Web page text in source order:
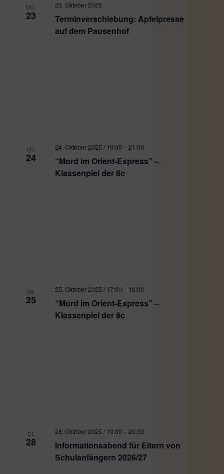
DO.
23
Terminverschiebung: Apfelpresse
auf dem Pausenhof
23. Oktober 2025
FR.
24
“Mord im Orient-Express” –
Klassenpiel der 8c
24. Oktober 2025 / 19:00 – 21:00
SA.
25
“Mord im Orient-Express” –
Klassenpiel der 8c
25. Oktober 2025 / 17:00 – 19:00
DI.
28
Informationsabend für Eltern von
Schulanfängern 2026/27
28. Oktober 2025 / 19:00 – 20:30